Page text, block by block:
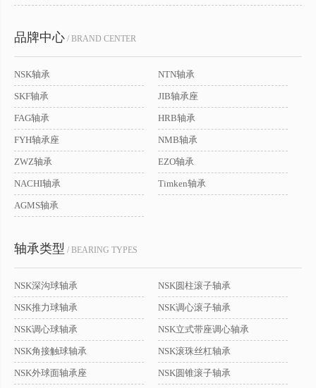
品牌中心 / BRAND CENTER
NSK轴承 NTN轴承
SKF轴承 JIB轴承座
FAG轴承 HRB轴承
FYH轴承座 NMB轴承
ZWZ轴承 EZO轴承
NACHI轴承 Timken轴承
AGMS轴承
轴承类型 / BEARING TYPES
NSK深沟球轴承 NSK圆柱滚子轴承
NSK推力球轴承 NSK调心滚子轴承
NSK调心球轴承 NSK立式带座调心轴承
NSK角接触球轴承 NSK滚珠丝杠轴承
NSK外球面轴承座 NSK圆锥滚子轴承